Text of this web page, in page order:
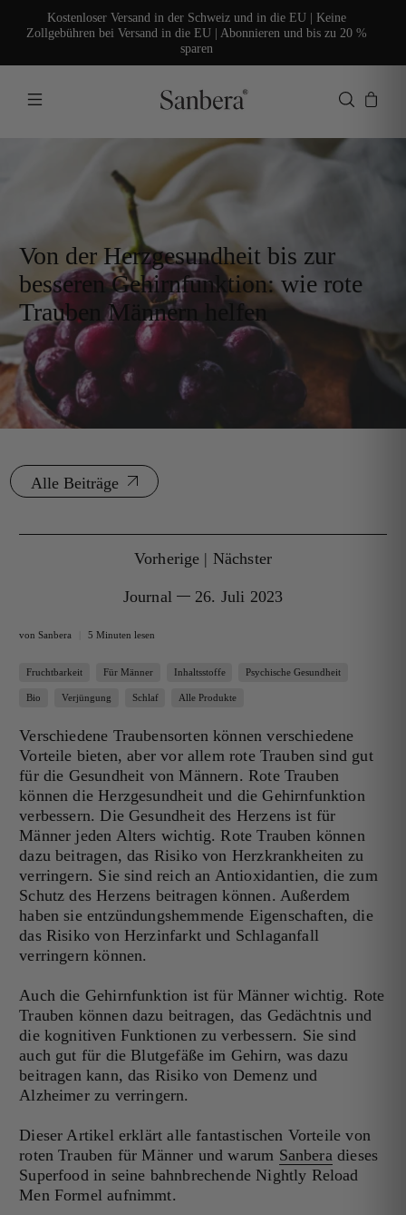
Kostenloser Versand in der Schweiz und in die EU | Keine
Zollgebühren bei Versand in die EU | Abonnieren und bis zu 20 %
sparen
Von der Herzgesundheit bis zur
besseren Gehirnfunktion: wie rote
Trauben Männern helfen
Alle Beiträge
Journal 26. Juli 2023
Vorherige | Nächster
von Sanbera 5 Minuten lesen
Fruchtbarkeit Für Männer Inhaltsstoffe Psychische Gesundheit
Bio Verjüngung Schlaf Alle Produkte
Verschiedene Traubensorten können verschiedene
Vorteile bieten, aber vor allem rote Trauben sind gut
für die Gesundheit von Männern. Rote Trauben
können die Herzgesundheit und die Gehirnfunktion
verbessern. Die Gesundheit des Herzens ist für
Männer jeden Alters wichtig. Rote Trauben können
dazu beitragen, das Risiko von Herzkrankheiten zu
verringern. Sie sind reich an Antioxidantien, die zum
Schutz des Herzens beitragen können. Außerdem
haben sie entzündungshemmende Eigenschaften, die
das Risiko von Herzinfarkt und Schlaganfall
verringern können.
Auch die Gehirnfunktion ist für Männer wichtig. Rote
Trauben können dazu beitragen, das Gedächtnis und
die kognitiven Funktionen zu verbessern. Sie sind
auch gut für die Blutgefäße im Gehirn, was dazu
beitragen kann, das Risiko von Demenz und
Alzheimer zu verringern.
Dieser Artikel erklärt alle fantastischen Vorteile von
roten Trauben für Männer und warum Sanbera dieses
Superfood in seine bahnbrechendeNightly Reload
Men Formel aufnimmt.